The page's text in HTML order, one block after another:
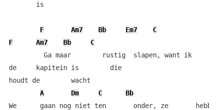
       is
F Am7 Bb Em7
C
F
Am7 Bb
C
Ga maar        rustig  slapen, want ik
de     kapitein is        die
houdt de        wacht
A
Dm C
Bb
We      gaan nog niet ten       onder, ze